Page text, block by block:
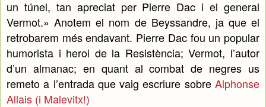
un túnel, tan apreciat per Pierre Dac i el general
Vermot.» Anotem el nom de Beyssandre, ja que el
retrobarem més endavant. Pierre Dac fou un popular
humorista i heroi de la Resistència; Vermot, l’autor
d’un almanac; en quant al combat de negres us
remeto a l’entrada que vaig escriure sobre Alphonse
Allais (i Malevitx!)